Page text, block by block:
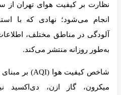
نظارت بر کیفیت هوای تهران
انجام می‌شود؛ نهادی که با
آلودگی در مناطق مختلف، اطلاعات
به‌طور روزانه منتشر می‌کند.
میکرون، گاز ازن، دی‌اکسید